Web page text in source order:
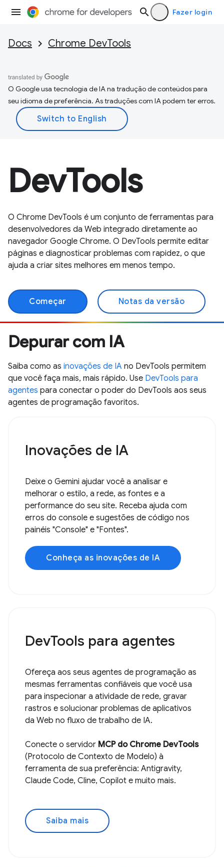
Fazer login
Docs Chrome DevTools
O Google usa tecnologia de IA na tradução de conteúdos para
seu idioma de preferência. As traduções com IA podem ter erros.
DevTools
O Chrome DevTools é um conjunto de ferramentas para
desenvolvedores da Web integrado diretamente ao
navegador Google Chrome. O DevTools permite editar
páginas e diagnosticar problemas com rapidez, o que
ajuda a criar sites melhores em menos tempo.
Começar Notas da versão
Depurar com IA
Saiba como as inovações de IA no DevTools permitem
que você faça mais, mais rápido. Use DevTools para
agentes para conectar o poder do DevTools aos seus
agentes de programação favoritos.
Inovações de IA
Deixe o Gemini ajudar você a analisar e
melhorar o estilo, a rede, as fontes e a
performance do seu site. Receba ajuda com
erros do console e sugestões de código nos
painéis "Console" e "Fontes".
Conheça as inovações de IA
DevTools para agentes
Ofereça aos seus agentes de programação as
mesmas ferramentas confiáveis que você usa
para inspecionar a atividade de rede, gravar
rastros e solucionar problemas de aplicativos
da Web no fluxo de trabalho de IA.
Conecte o servidor MCP do Chrome DevTools
(Protocolo de Contexto de Modelo) à
ferramenta de sua preferência: Antigravity,
Claude Code, Cline, Copilot e muito mais.
Saiba mais